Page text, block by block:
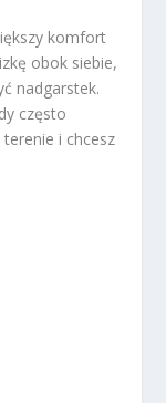
komfort
obok siebie,
nadgarstek.
często
i chcesz